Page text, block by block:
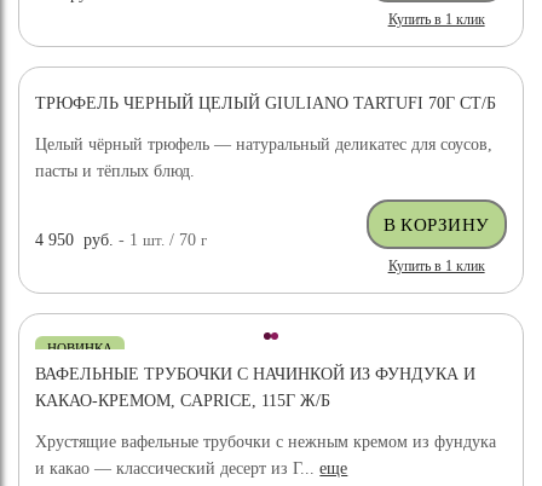
Купить в 1 клик
ДОСТАВКА БЕСПЛАТНО
ТРЮФЕЛЬ ЧЕРНЫЙ ЦЕЛЫЙ GIULIANO TARTUFI 70Г СТ/Б
Целый чёрный трюфель — натуральный деликатес для соусов,
пасты и тёплых блюд.
4 950 руб. - 1шт. / 70г
Купить в 1 клик
НОВИНКА
ВАФЕЛЬНЫЕ ТРУБОЧКИ С НАЧИНКОЙ ИЗ ФУНДУКА И
КАКАО-КРЕМОМ, CAPRICE, 115Г Ж/Б
Хрустящие вафельные трубочки с нежным кремом из фундука
и какао — классический десерт из Г...еще